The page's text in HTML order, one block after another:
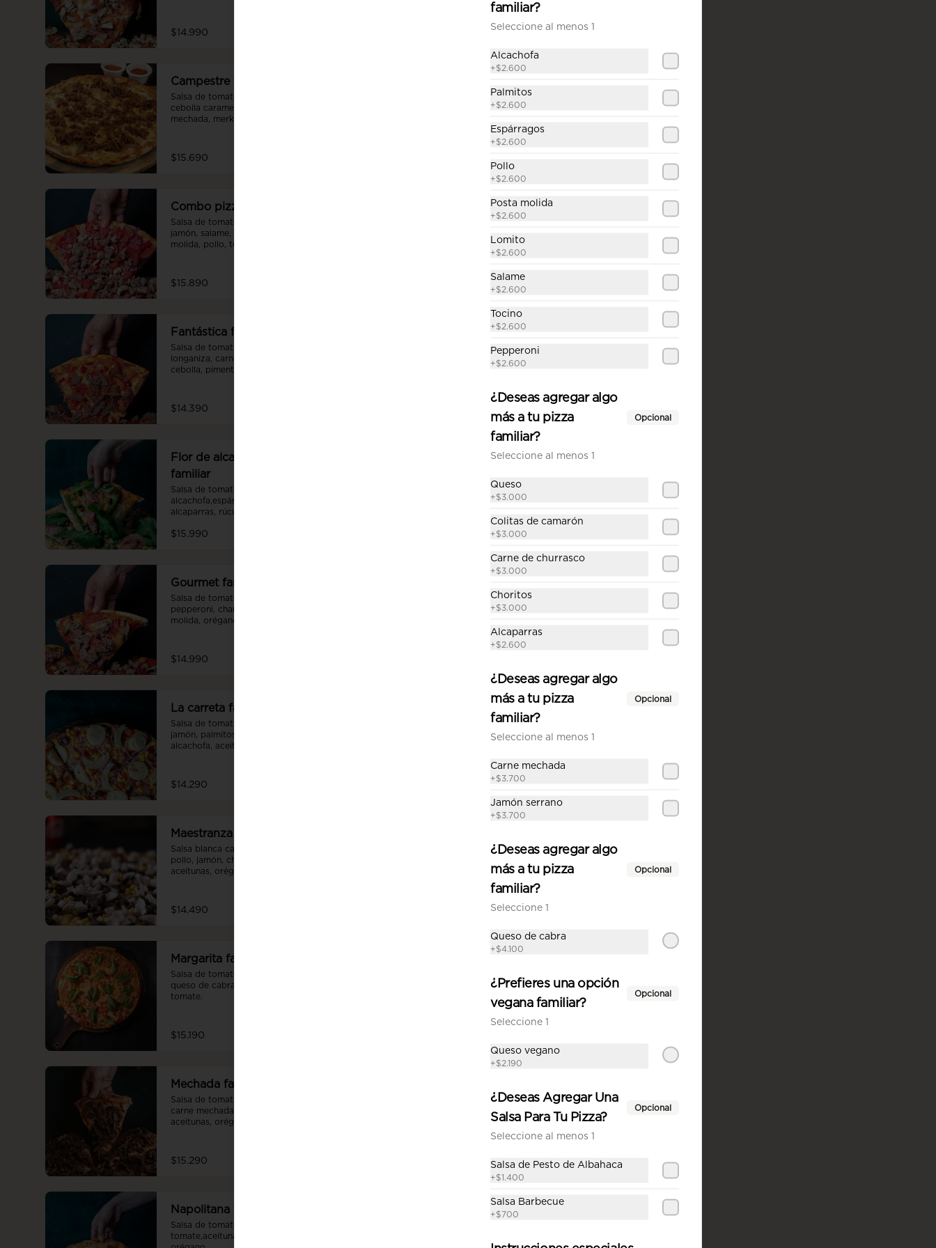
$14.990 $15.990
Campestre familiar
Salsa de tomate casera, Queso,
cebolla caramelizada, carne
mechada, merken (a gusto )
$15.690
Salsa de tomate casera, queso,
porotos verdes, posta molida, ají
Combo pizza familiar
Salsa de tomate casera, queso,
jamón, salame, choricillo, posta
molida, pollo, tomate, orégano.
$15.890
Española familiar
Salsa de tomate casera, queso,
pimentón, tomate, orégano.
Fantástica familiar
Salsa de tomate casera, queso,
longaniza, carne de churrasco,
cebolla, pimentón, tomate,
$14.390
Fiesta pepperoni
familiar
Salsa de tomate casera, queso,
Flor de alcaparra
familiar
Salsa de tomate casera, queso,
alcachofa,espárragos,
alcaparras, rúcula, jamón
$15.990
Fugazza familiar
cebolla frita, aceitunas, orégano.
$12.290
Gourmet familiar
Salsa de tomate casera, queso,
pepperoni, champiñón, posta
molida, orégano.
$14.990
Salsa de tomate casera, queso,
jamón, aceitunas, pimentón,
La carreta familiar
Salsa de tomate casera, queso,
jamón, palmitos, choclo,
alcachofa, aceitunas, orégano.
$14.290
La huerta familiar
Salsa de tomate casera, queso,
champiñón, cebolla, alcachofa,
Maestranza familiar
Salsa blanca casera, queso,
pollo, jamón, champiñón, choclo,
aceitunas, orégano.
$14.490
Salsa de tomate casera, Queso,
albahaca.
$14.790
Margarita familiar
Salsa de tomate con albahaca,
queso de cabra, albahaca fresca,
tomate.
$15.190
Familiar
Mechada familiar
Salsa de tomate casera, queso,
carne mechada, choclo,
aceitunas, orégano.
$15.290
Salsa de tomate casera, queso,
chorizo, tocino, aceitunas,
pimentón, tomate y orégano.
$13.590
Napolitana familiar
Salsa de tomate casera, queso,
tomate,aceitunas, pimentón
Pepperoni familiar
familiar?
Seleccione al menos 1
Alcachofa
+$2.600
Palmitos
+$2.600
Espárragos
+$2.600
Pollo
+$2.600
Posta molida
+$2.600
Lomito
+$2.600
Salame
+$2.600
Tocino
+$2.600
Pepperoni
+$2.600
¿Deseas agregar algo
más a tu pizza
familiar?
Opcional
Seleccione al menos 1
Queso
+$3.000
Colitas de camarón
+$3.000
Carne de churrasco
+$3.000
Choritos
+$3.000
Alcaparras
+$2.600
¿Deseas agregar algo
más a tu pizza
familiar?
Opcional
Seleccione al menos 1
Carne mechada
+$3.700
Jamón serrano
+$3.700
¿Deseas agregar algo
más a tu pizza
familiar?
Opcional
Seleccione 1
Queso de cabra
+$4.100
¿Prefieres una opción
vegana familiar?
Opcional
Seleccione 1
Queso vegano
+$2.190
¿Deseas Agregar Una
Salsa Para Tu Pizza?
Opcional
Seleccione al menos 1
Salsa de Pesto de Albahaca
+$1.400
Salsa Barbecue
+$700